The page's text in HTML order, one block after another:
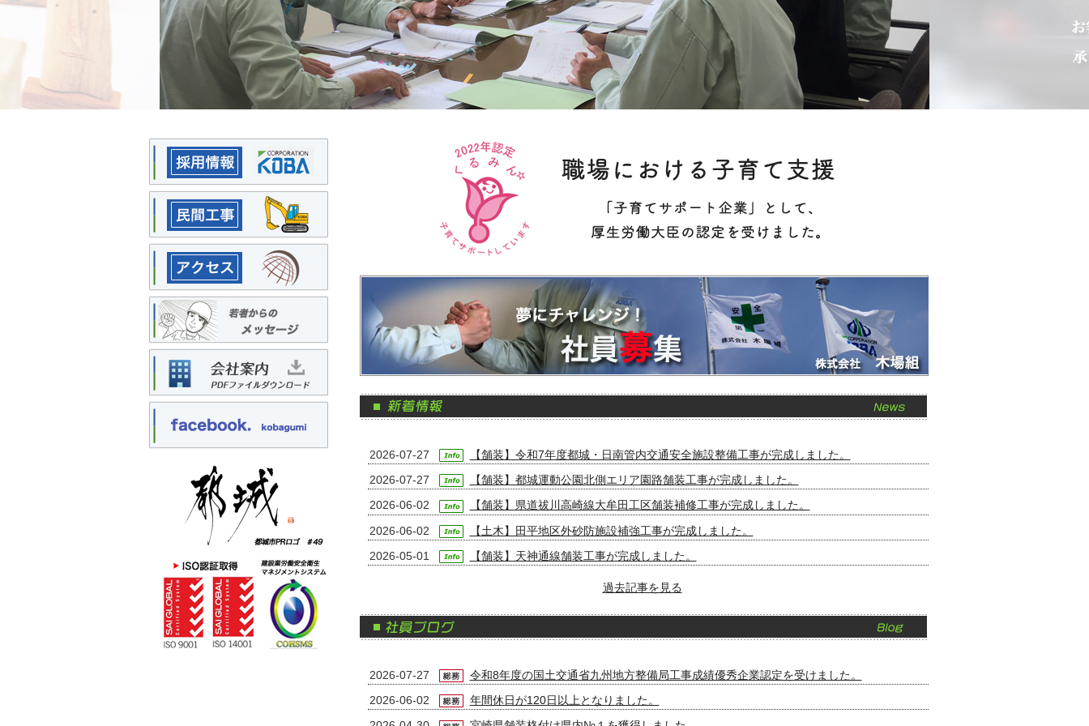
2026-07-27
【舗装】令和7年度都城・日南管内交通安全施設整備工事が完成しました。
2026-07-27
【舗装】都城運動公園北側エリア園路舗装工事が完成しました。
2026-06-02
【舗装】県道祓川高崎線大牟田工区舗装補修工事が完成しました。
2026-06-02
【土木】田平地区外砂防施設補強工事が完成しました。
2026-05-01
【舗装】天神通線舗装工事が完成しました。
過去記事を見る
2026-07-27
令和8年度の国土交通省九州地方整備局工事成績優秀企業認定を受けました。
2026-06-02
年間休日が120日以上となりました。